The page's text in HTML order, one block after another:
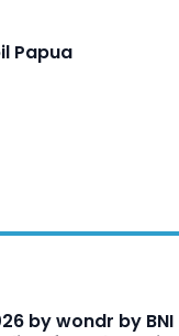
Papua
by wondr by BNI